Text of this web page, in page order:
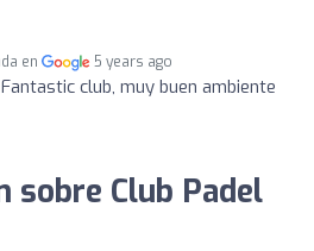
en 5 years ago
Fantastic club, muy buen ambiente
sobre Club Padel